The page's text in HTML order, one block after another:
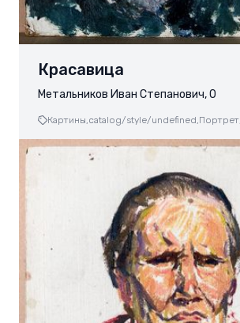
Красавица
Метальников Иван Степанович, 0
Картины, catalog/style/undefined, Портрет,